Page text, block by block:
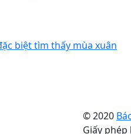
biệt tìm thấy mùa xuân
© 2020
Giấy phép